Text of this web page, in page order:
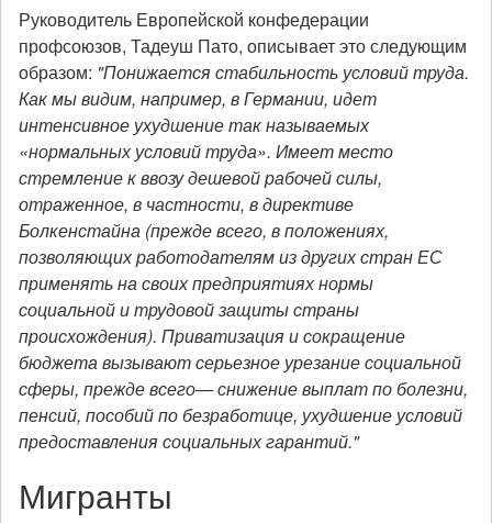
Руководитель Европейской конфедерации
профсоюзов, Тадеуш Пато, описывает это следующим
образом: "Понижается стабильность условий труда.
Как мы видим, например, в Германии, идет
интенсивное ухудшение так называемых
«нормальных условий труда». Имеет место
стремление к ввозу дешевой рабочей силы,
отраженное, в частности, в директиве
Болкенстайна (прежде всего, в положениях,
позволяющих работодателям из других стран ЕС
применять на своих предприятиях нормы
социальной и трудовой защиты страны
происхождения). Приватизация и сокращение
бюджета вызывают серьезное урезание социальной
сферы, прежде всего— снижение выплат по болезни,
пенсий, пособий по безработице, ухудшение условий
предоставления социальных гарантий."
Мигранты